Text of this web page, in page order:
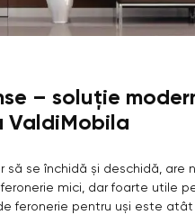
– soluție
ValdiMobila
să se închidă și deschidă, are
mici, dar foarte utile
feronerie pentru uși este